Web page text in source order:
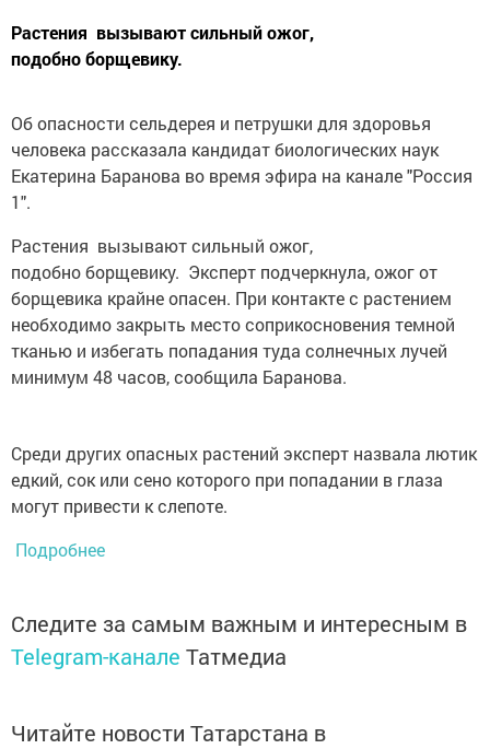
Растения вызывают сильный ожог,
подобно борщевику.
Об опасности сельдерея и петрушки для здоровья
человека рассказала кандидат биологических наук
Екатерина Баранова во время эфира на канале "Россия
1".
Растения вызывают сильный ожог,
подобно борщевику. Эксперт подчеркнула, ожог от
борщевика крайне опасен. При контакте с растением
необходимо закрыть место соприкосновения темной
тканью и избегать попадания туда солнечных лучей
минимум 48 часов, сообщила Баранова.
Среди других опасных растений эксперт назвала лютик
едкий, сок или сено которого при попадании в глаза
могут привести к слепоте.
Подробнее
Следите за самым важным и интересным в
Telegram-канале Татмедиа
Читайте новости Татарстана в